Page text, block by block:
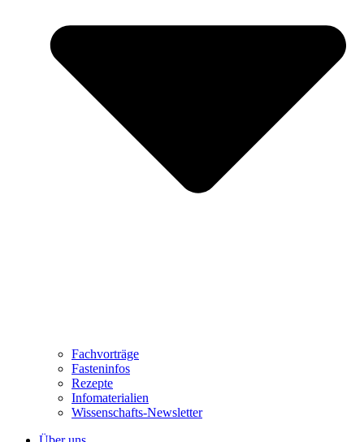
Fachvorträge
Fasteninfos
Rezepte
Infomaterialien
Wissenschafts-Newsletter